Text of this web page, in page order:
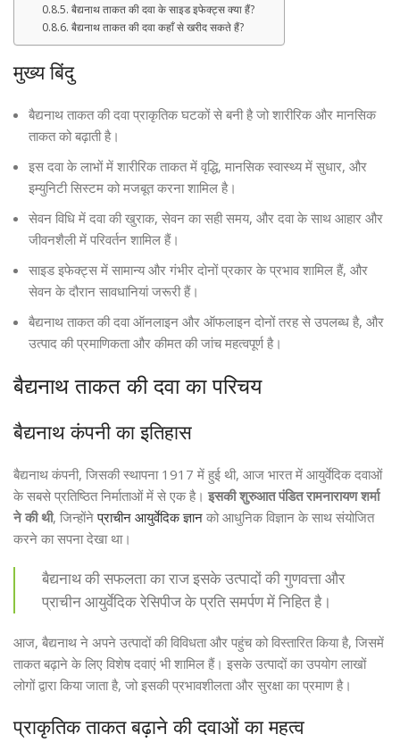
बैद्यनाथ ताकत की दवा के साइड इफेक्ट्स क्या हैं?
बैद्यनाथ ताकत की दवा कहाँ से खरीद सकते हैं?
मुख्य बिंदु
बैद्यनाथ ताकत की दवा प्राकृतिक घटकों से बनी है जो शारीरिक और मानसिक
ताकत को बढ़ाती है।
इस दवा के लाभों में शारीरिक ताकत में वृद्धि, मानसिक स्वास्थ्य में सुधार, और
इम्युनिटी सिस्टम को मजबूत करना शामिल है।
सेवन विधि में दवा की खुराक, सेवन का सही समय, और दवा के साथ आहार और
जीवनशैली में परिवर्तन शामिल हैं।
साइड इफेक्ट्स में सामान्य और गंभीर दोनों प्रकार के प्रभाव शामिल हैं, और
सेवन के दौरान सावधानियां जरूरी हैं।
बैद्यनाथ ताकत की दवा ऑनलाइन और ऑफलाइन दोनों तरह से उपलब्ध है, और
उत्पाद की प्रमाणिकता और कीमत की जांच महत्वपूर्ण है।
बैद्यनाथ ताकत की दवा का परिचय
बैद्यनाथ कंपनी का इतिहास
बैद्यनाथ कंपनी, जिसकी स्थापना 1917 में हुई थी, आज भारत में आयुर्वेदिक दवाओं
के सबसे प्रतिष्ठित निर्माताओं में से एक है। इसकी शुरुआत पंडित रामनारायण शर्मा
ने की थी, जिन्होंनेप्राचीन आयुर्वेदिक ज्ञान को आधुनिक विज्ञान के साथ संयोजित
करने का सपना देखा था।
बैद्यनाथ की सफलता का राज इसके उत्पादों की गुणवत्ता और
प्राचीन आयुर्वेदिक रेसिपीज के प्रति समर्पण में निहित है।
आज, बैद्यनाथ ने अपने उत्पादों की विविधता और पहुंच को विस्तारित किया है, जिसमें
ताकत बढ़ाने के लिए विशेष दवाएं भी शामिल हैं। इसके उत्पादों का उपयोग लाखों
लोगों द्वारा किया जाता है, जो इसकी प्रभावशीलता और सुरक्षा का प्रमाण है।
प्राकृतिक ताकत बढ़ाने की दवाओं का महत्व